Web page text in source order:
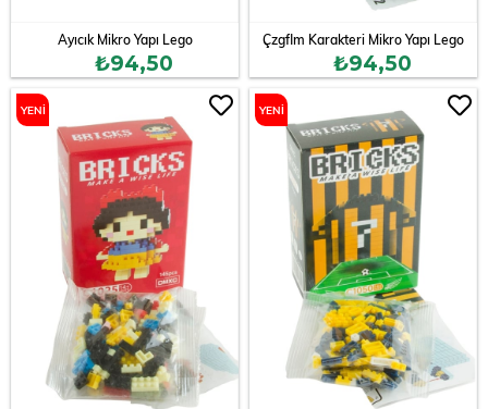
Ayıcık Mikro Yapı Lego
₺94,50
Çzgflm Karakteri Mikro Yapı Lego
₺94,50
YENI YENI